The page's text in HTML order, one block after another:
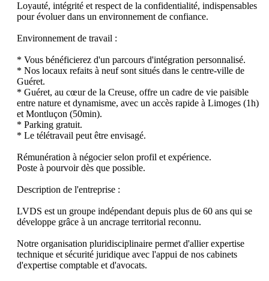
Loyauté, intégrité et respect de la confidentialité, indispensables
pour évoluer dans un environnement de confiance.
Environnement de travail :
* Vous bénéficierez d'un parcours d'intégration personnalisé.
* Nos locaux refaits à neuf sont situés dans le centre-ville de
Guéret.
* Guéret, au cœur de la Creuse, offre un cadre de vie paisible
entre nature et dynamisme, avec un accès rapide à Limoges (1h)
et Montluçon (50min).
* Parking gratuit.
* Le télétravail peut être envisagé.
Rémunération à négocier selon profil et expérience.
Poste à pourvoir dès que possible.
Description de l'entreprise :
LVDS est un groupe indépendant depuis plus de 60 ans qui se
développe grâce à un ancrage territorial reconnu.
Notre organisation pluridisciplinaire permet d'allier expertise
technique et sécurité juridique avec l'appui de nos cabinets
d'expertise comptable et d'avocats.